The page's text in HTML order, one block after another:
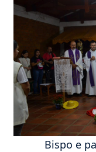
Bispo e